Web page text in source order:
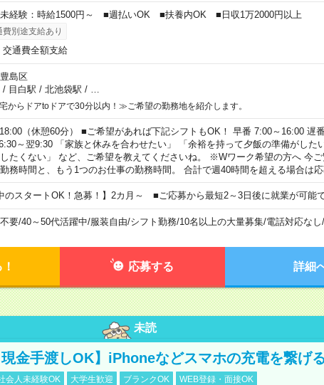
経験：時給1500円～ ■週払いOK ■扶養内OK ■日収1万2000円以上
費別途支給あり
交通費全額支給
島区
/ 目白駅 / 北池袋駅 /
からドアtoドアで30分以内！≫ご希望の勤務地を紹介します。
（休憩60分） ■ご希望があれば下記シフトもOK！ 早番 7:00～16:00 遅
～翌9:30 「家族と休みを合わせたい」 「余裕を持って夕飯の準備がした
たくない」 など、ご希望を教えてくださいね。 ※Wワーク希望の方へ 今
務時間と、もう1つのお仕事の勤務時間。 合計で週40時間を超える場合は応
のスタートOK！急募！】2カ月～ ■ご応募から最短2～3日後に就業が可能
要/40～50代活躍中/服装自由/シフト勤務/10名以上の大量募集/電話対応なし/
応募する 詳細
未読
現金手渡しOK】iPhoneなどスマホの充電を繋げ
会人未経験OK 大学生歓迎 ブランクOK WEB登録・面接OK